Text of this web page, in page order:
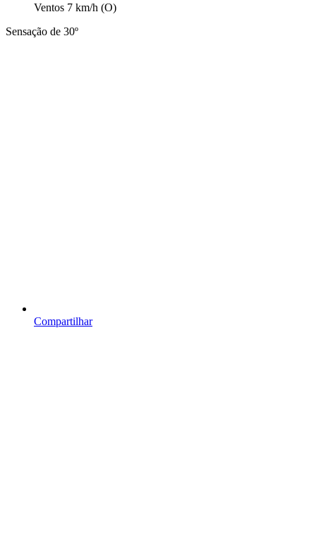
Ventos 7 km/h (O)
Sensação de 30º
Compartilhar